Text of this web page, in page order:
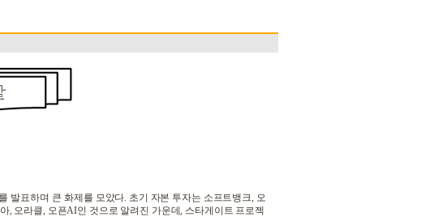
발표하며 큰 화제를 모았다. 초기 자본 투자는 소프트뱅크, 오
, 오라클, 오픈AI인 것으로 알려진 가운데, 스타게이트 프로젝